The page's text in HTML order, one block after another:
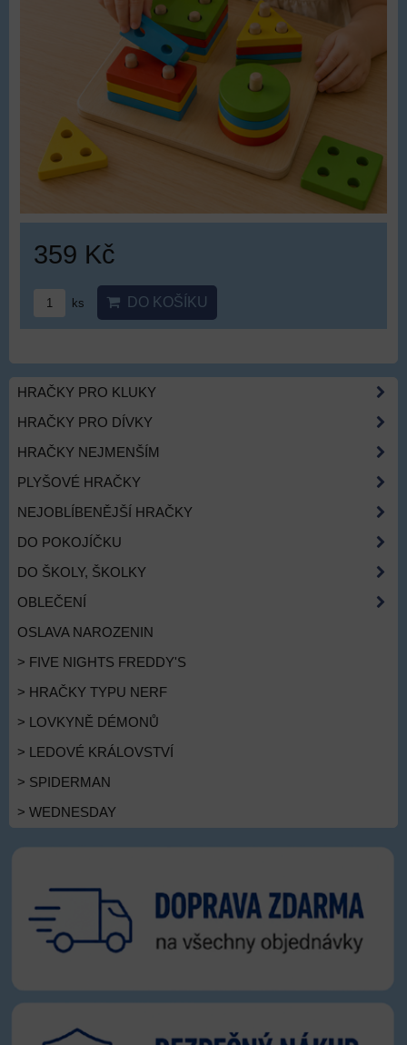
359 Kč
ks DO KOŠÍKU
HRAČKY PRO KLUKY
HRAČKY PRO DÍVKY
HRAČKY NEJMENŠÍM
PLYŠOVÉ HRAČKY
NEJOBLÍBENĚJŠÍ HRAČKY
DO POKOJÍČKU
DO ŠKOLY, ŠKOLKY
OBLEČENÍ
OSLAVA NAROZENIN
> FIVE NIGHTS FREDDY'S
> HRAČKY TYPU NERF
> LOVKYNĚ DÉMONŮ
> LEDOVÉ KRÁLOVSTVÍ
> SPIDERMAN
> WEDNESDAY